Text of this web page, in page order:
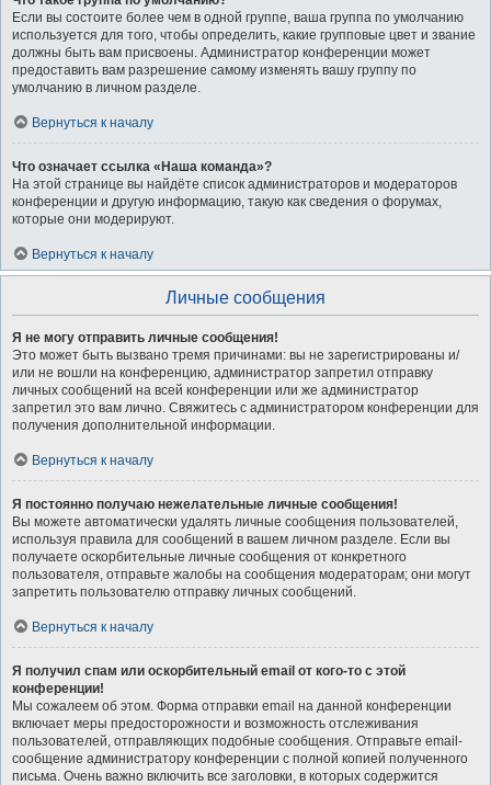
Если вы состоите более чем в одной группе, ваша группа по умолчанию
используется для того, чтобы определить, какие групповые цвет и звание
должны быть вам присвоены. Администратор конференции может
предоставить вам разрешение самому изменять вашу группу по
умолчанию в личном разделе.
Вернуться к началу
Что означает ссылка «Наша команда»?
На этой странице вы найдёте список администраторов и модераторов
конференции и другую информацию, такую как сведения о форумах,
которые они модерируют.
Вернуться к началу
Личные сообщения
Я не могу отправить личные сообщения!
Это может быть вызвано тремя причинами: вы не зарегистрированы и/
или не вошли на конференцию, администратор запретил отправку
личных сообщений на всей конференции или же администратор
запретил это вам лично. Свяжитесь с администратором конференции для
получения дополнительной информации.
Вернуться к началу
Я постоянно получаю нежелательные личные сообщения!
Вы можете автоматически удалять личные сообщения пользователей,
используя правила для сообщений в вашем личном разделе. Если вы
получаете оскорбительные личные сообщения от конкретного
пользователя, отправьте жалобы на сообщения модераторам; они могут
запретить пользователю отправку личных сообщений.
Вернуться к началу
Я получил спам или оскорбительный email от кого-то с этой
конференции!
Мы сожалеем об этом. Форма отправки email на данной конференции
включает меры предосторожности и возможность отслеживания
пользователей, отправляющих подобные сообщения. Отправьте email-
сообщение администратору конференции с полной копией полученного
письма. Очень важно включить все заголовки, в которых содержится